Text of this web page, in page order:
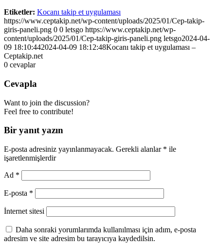
Etiketler: Kocanı takip et uygulaması
https://www.ceptakip.net/wp-content/uploads/2025/01/Cep-takip-
giris-paneli.png 0 0 letsgo https://www.ceptakip.net/wp-
content/uploads/2025/01/Cep-takip-giris-paneli.png letsgo2024-04-
09 18:10:442024-04-09 18:12:48Kocanı takip et uygulaması –
Ceptakip.net
0 cevaplar
Cevapla
Want to join the discussion?
Feel free to contribute!
Bir yanıt yazın
E-posta adresiniz yayınlanmayacak. Gerekli alanlar * ile
işaretlenmişlerdir
Ad *
E-posta *
İnternet sitesi
Daha sonraki yorumlarımda kullanılması için adım, e-posta
adresim ve site adresim bu tarayıcıya kaydedilsin.